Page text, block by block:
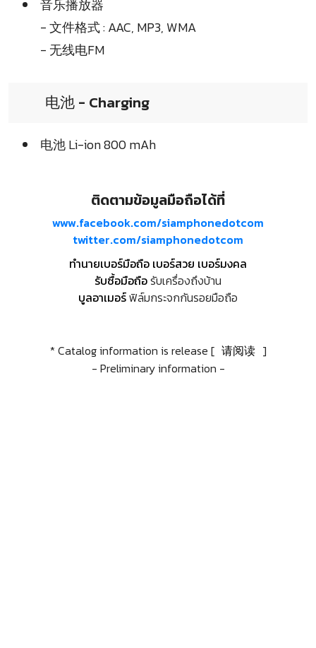
音乐播放器
- 文件格式 : AAC, MP3, WMA
- 无线电FM
电池 - Charging
电池 Li-ion 800 mAh
ติดตามข้อมูลมือถือได้ที่
www.facebook.com/siamphonedotcom
twitter.com/siamphonedotcom
ทำนายเบอร์มือถือ เบอร์สวย เบอร์มงคล
รับซื้อมือถือรับเครื่องถึงบ้าน
บูลอาเมอร์ฟิล์มกระจกกันรอยมือถือ
* Catalog information is release [ 请阅读 ]
- Preliminary information -